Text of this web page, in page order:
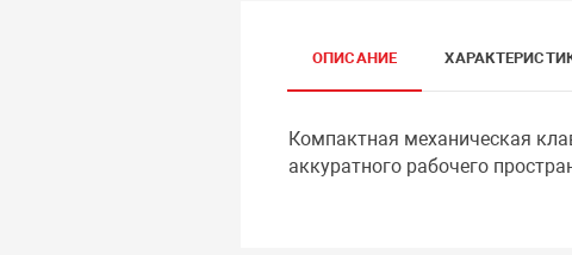
ОПИСАНИЕ
Компактная механическая
аккуратного рабочего